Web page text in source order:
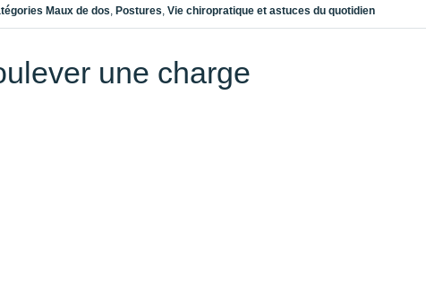
Maux de dos Postures Vie chiropratique et astuces du quotidien
une charge